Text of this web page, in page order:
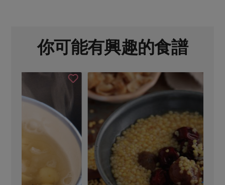
你可能有興趣的食譜